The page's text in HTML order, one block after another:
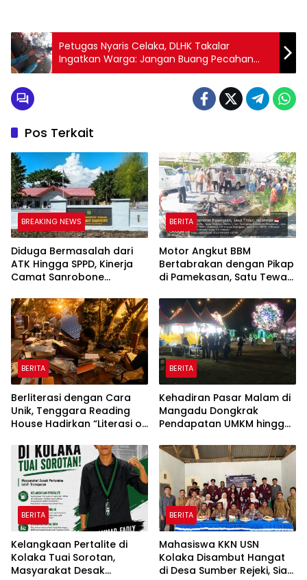
Petugas Nyaris Celaka, DLHK Takalar
Ingatkan Warga: Jangan Buang Pecahan
Kaca di TPS
Pos Terkait
BREAKING NEWS
Diduga Bermasalah dari
ATK Hingga SPPD, Kinerja
Camat Sanrobone
BERITA
Motor Angkut BBM
Bertabrakan dengan Pikap
di Pamekasan, Satu Tewas
BERITA
Berliterasi dengan Cara
Unik, Tenggara Reading
House Hadirkan “Literasi on
Atas Atap Sembari
Menikmati Senja
BERITA
Kehadiran Pasar Malam di
Mangadu Dongkrak
Pendapatan UMKM hingga
BERITA
Kelangkaan Pertalite di
Kolaka Tuai Sorotan,
Masyarakat Desak
BERITA
Mahasiswa KKN USN
Kolaka Disambut Hangat
di Desa Sumber Rejeki, Siap